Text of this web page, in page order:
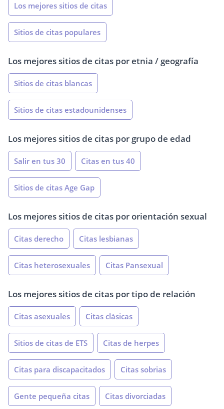
Los mejores sitios de citas
Sitios de citas populares
Los mejores sitios de citas por etnia / geografía
Sitios de citas blancas
Sitios de citas estadounidenses
Los mejores sitios de citas por grupo de edad
Salir en tus 30 Citas en tus 40
Sitios de citas Age Gap
Los mejores sitios de citas por orientación sexual
Citas derecho Citas lesbianas
Citas heterosexuales Citas Pansexual
Los mejores sitios de citas por tipo de relación
Citas asexuales Citas clásicas
Sitios de citas de ETS Citas de herpes
Citas para discapacitados Citas sobrias
Gente pequeña citas Citas divorciadas